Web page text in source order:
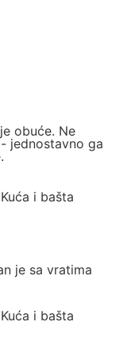
obuće. Ne
jednostavno ga
je sa vratima